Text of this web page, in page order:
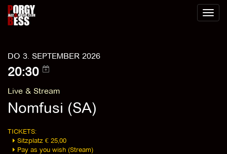
Toggle
DO 3. SEPTEMBER 2026
20:30
Live & Stream
Nomfusi (SA)
TICKETS:
Sitzplatz € 25,00
Pay as you wish (Stream)